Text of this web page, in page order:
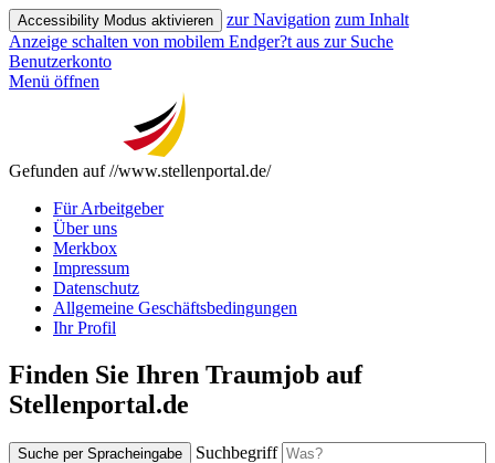
Accessibility Modus aktivieren zur Navigation zum Inhalt
Anzeige schalten von mobilem Endger?t aus zur Suche
Benutzerkonto
Menü öffnen
Gefunden auf //www.stellenportal.de/
Für Arbeitgeber
Über uns
Merkbox
Impressum
Datenschutz
Allgemeine Geschäftsbedingungen
Ihr Profil
Finden Sie Ihren Traumjob auf
Stellenportal.de
Suche per Spracheingabe Suchbegriff